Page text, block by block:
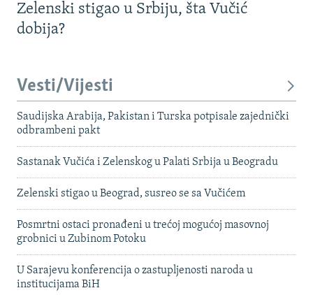
Zelenski stigao u Srbiju, šta Vučić
dobija?
Vesti/Vijesti
Saudijska Arabija, Pakistan i Turska potpisale zajednički
odbrambeni pakt
Sastanak Vučića i Zelenskog u Palati Srbija u Beogradu
Zelenski stigao u Beograd, susreo se sa Vučićem
Posmrtni ostaci pronađeni u trećoj mogućoj masovnoj
grobnici u Zubinom Potoku
U Sarajevu konferencija o zastupljenosti naroda u
institucijama BiH